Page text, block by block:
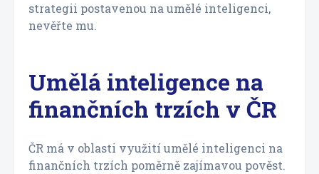
strategii postavenou na umělé inteligenci,
nevěřte mu.
Umělá inteligence na
finančních trzích v ČR
ČR má v oblasti využití umělé inteligenci na
finančních trzích poměrně zajímavou pověst.